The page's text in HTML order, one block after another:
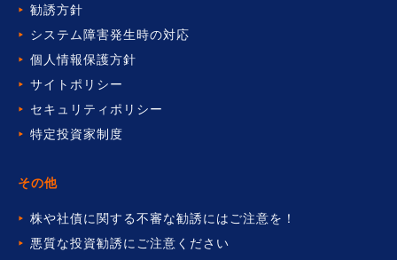
勧誘方針
システム障害発生時の対応
個人情報保護方針
サイトポリシー
セキュリティポリシー
特定投資家制度
その他
株や社債に関する不審な勧誘にはご注意を！
悪質な投資勧誘にご注意ください